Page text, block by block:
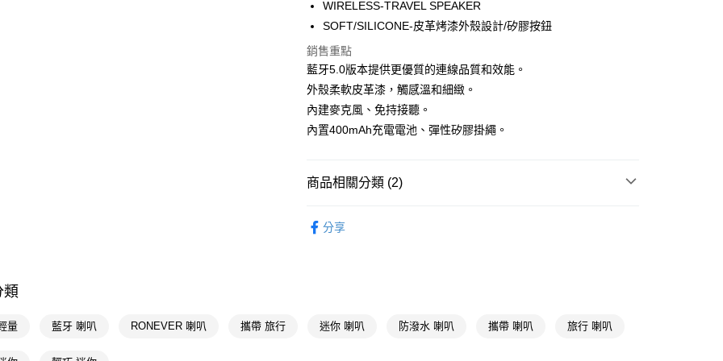
Google Pay
AFTEE先享後付
相關說明
【關於「AFTEE先享後付」】
AFTEE先享後付是「在收到商品之後才付款」的支付方式。 讓您購物簡單
便利好安心！
１．簡單：不需註冊會員、不需綁卡、不需儲值。
【「AFTEE先享後付」結帳流程】
２．訂單成立數日內，您將收到繳費通知簡訊。
是否繳費成功／繳費後需取消欲退款等相關疑問，請聯繫「AFTEE先享後
運送方式
WIRELESS-TRAVEL SPEAKER
SOFT/SILICONE-皮革烤漆外殼設計/矽膠按鈕
銷售重點
藍牙5.0版本提供更優質的連線品質和效能。
外殼柔軟皮革漆，觸感溫和細緻。
內建麥克風、免持接聽。
內置400mAh充電電池、彈性矽膠掛繩。
商品相關分類 (2)
分享
類
量 藍牙 喇叭 RONEVER 喇叭 攜帶 旅行 迷你 喇叭 防潑水 喇叭 攜帶 喇叭 旅行 喇叭